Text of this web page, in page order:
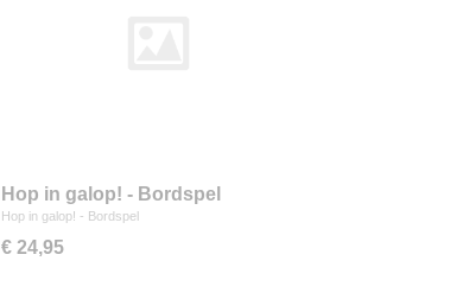
Hop in galop! - Bordspel
Hop in galop! - Bordspel
€ 24,95